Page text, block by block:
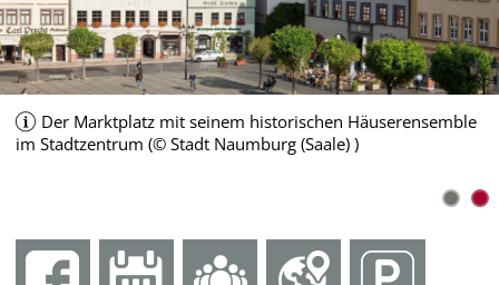
Der Marktplatz mit seinem historischen Häuserensemble
im Stadtzentrum (© Stadt Naumburg (Saale) )